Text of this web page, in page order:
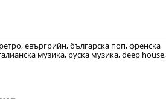
евъргрийн, българска поп, френска
музика, руска музика, deep house,